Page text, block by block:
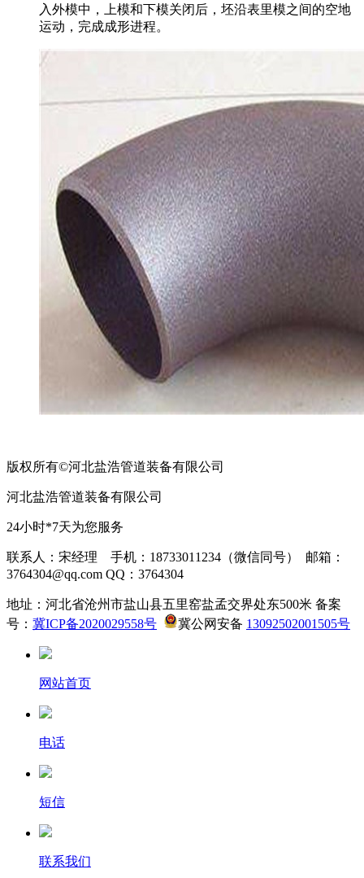
入外模中，上模和下模关闭后，坯沿表里模之间的空地
运动，完成成形进程。
版权所有©河北盐浩管道装备有限公司
河北盐浩管道装备有限公司
24小时*7天为您服务
联系人：宋经理 手机：18733011234（微信同号） 邮箱：
3764304@qq.com QQ：3764304
地址：河北省沧州市盐山县五里窑盐孟交界处东500米 备案
号： 冀ICP备2020029558号 冀公网安备 13092502001505号
网站首页
电话
短信
联系我们